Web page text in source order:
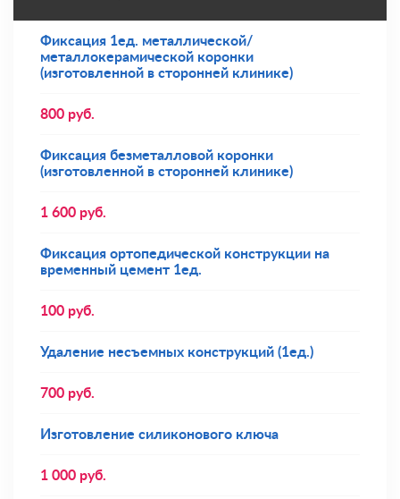
Фиксация 1ед. металлической/
металлокерамической коронки
(изготовленной в сторонней клинике)
800 руб.
Фиксация безметалловой коронки
(изготовленной в сторонней клинике)
1 600 руб.
Фиксация ортопедической конструкции на
временный цемент 1ед.
100 руб.
Удаление несъемных конструкций (1ед.)
700 руб.
Изготовление силиконового ключа
1 000 руб.